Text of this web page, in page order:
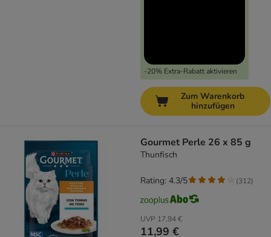
-20% Extra-Rabatt aktivieren
Zum Warenkorb
hinzufügen
Gourmet Perle 26 x 85 g
Thunfisch
UVP 17,94 €
11,99 €
Rating: 4.3/5 (312)